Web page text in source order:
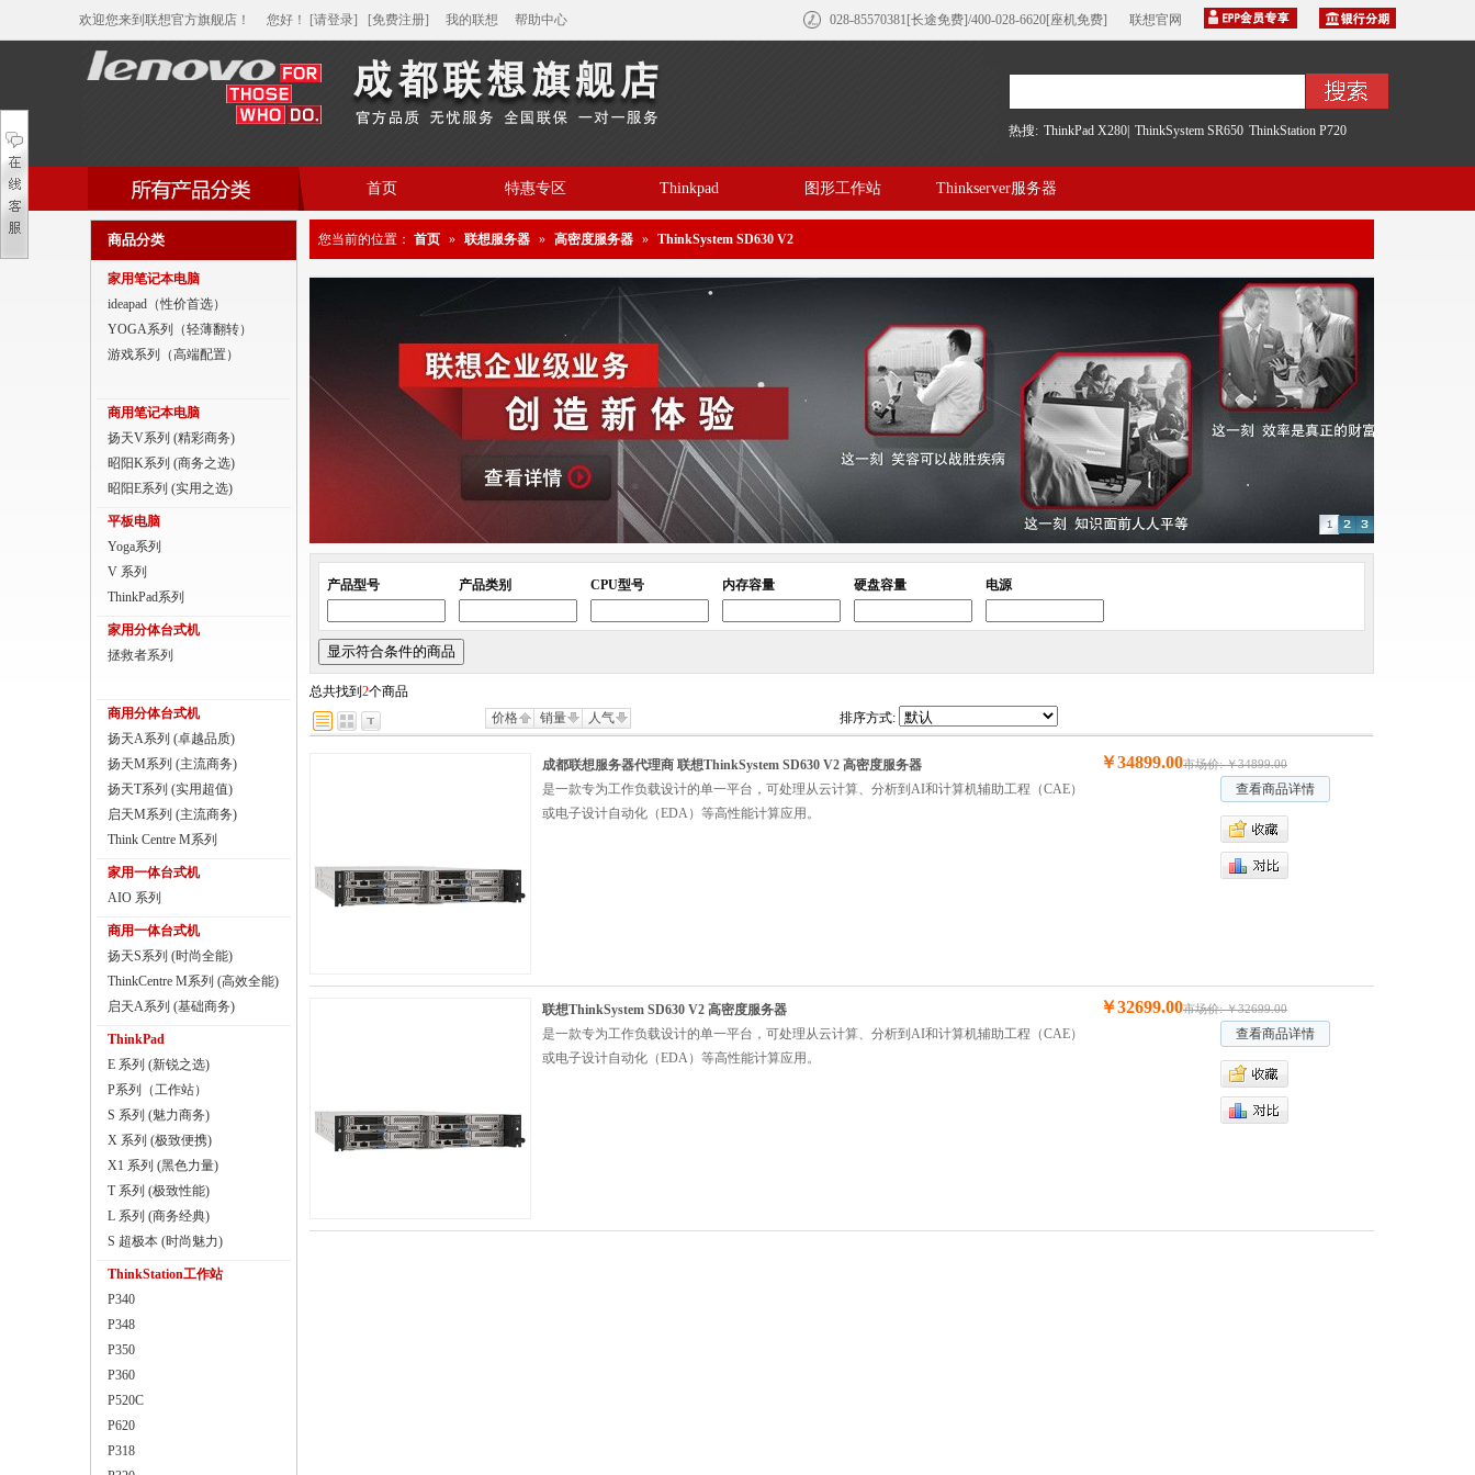
欢迎您来到联想官方旗舰店！ 您好 ！ [请登录] [免费注册] 我的联想 帮助中心 联想官网
028-85570381[长途免费]/400-028-6620[座机免费]
热搜: ThinkPad X280| ThinkSystem SR650 ThinkStation P720
家用笔记本电脑
商用笔记本电脑
平板电脑
商用分体台式机
家用一体台式机
ThinkPad
ThinkStation工作站
联想服务器
首页 特惠专区 Thinkpad 图形工作站 Thinkserver服务器
帮助中心
商品分类
家用笔记本电脑
ideapad（性价首选）
YOGA系列（轻薄翻转）
游戏系列（高端配置）
商用笔记本电脑
扬天V系列 (精彩商务)
昭阳K系列 (商务之选)
昭阳E系列 (实用之选)
平板电脑
Yoga系列
V 系列
ThinkPad系列
家用分体台式机
拯救者系列
商用分体台式机
扬天A系列 (卓越品质)
扬天M系列 (主流商务)
扬天T系列 (实用超值)
启天M系列 (主流商务)
Think Centre M系列
家用一体台式机
AIO 系列
商用一体台式机
扬天S系列 (时尚全能)
ThinkCentre M系列 (高效全能)
启天A系列 (基础商务)
ThinkPad
E 系列 (新锐之选)
P系列（工作站）
S 系列 (魅力商务)
X 系列 (极致便携)
X1 系列 (黑色力量)
T 系列 (极致性能)
L 系列 (商务经典)
S 超极本 (时尚魅力)
ThinkStation工作站
P340
P348
P350
P360
P520C
P620
P318
您当前的位置： 首页 » 联想服务器 » 高密度服务器 » ThinkSystem SD630 V2
产品型号 产品类别 CPU型号 内存容量 硬盘容量 电源
总共找到 2个商品
价格
销量 人气 排序方式:
成都联想服务器代理商 联想ThinkSystem SD630 V2 高密度服务器
是一款专为工作负载设计的单一平台，可处理从云计算、分析到AI和计算机辅助工程（CAE）
或电子设计自动化（EDA）等高性能计算应用。
￥34899.00市场价: ￥34899.00
查看商品详情
联想ThinkSystem SD630 V2 高密度服务器
是一款专为工作负载设计的单一平台，可处理从云计算、分析到AI和计算机辅助工程（CAE）
或电子设计自动化（EDA）等高性能计算应用。
￥32699.00市场价: ￥32699.00
查看商品详情